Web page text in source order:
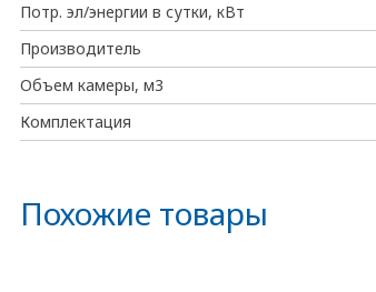
Потр. эл/энергии в сутки, кВт
Производитель
Объем камеры, м3
Комплектация
Похожие товары